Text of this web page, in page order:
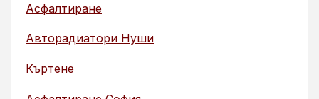
Асфалтиране
Авторадиатори Нуши
Къртене